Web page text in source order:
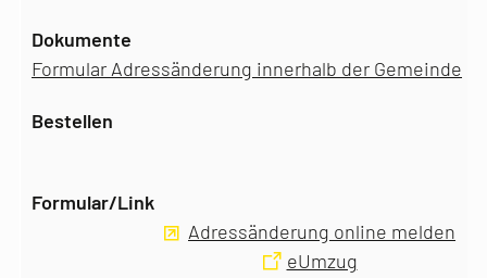
Formular Adressänderung innerhalb der Gemeinde
Adressänderung online melden
eUmzug